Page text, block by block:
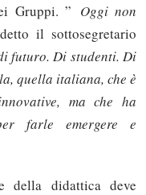
Gruppi. ” Oggi non
il sottosegretario
futuro. Di studenti. Di
quella italiana, che è
ma che ha
farle emergere e
della didattica deve